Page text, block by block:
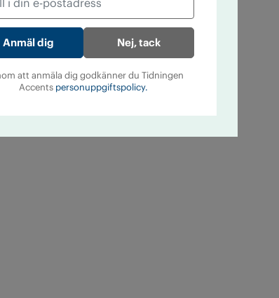
Nej, tack
att anmäla dig godkänner du Tidningen
Accents personuppgiftspolicy.